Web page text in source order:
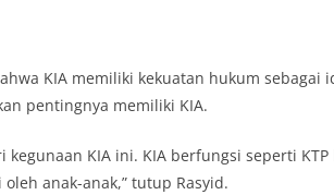
dalam keadaan bersih, tidak sobek, dan
dikibarkan sebagai simbol kehormatan
menyampaikan imbauan terkait bendera,
deteksi dini (early warning) guna
gangguan keamanan dan ketertiban
KIA memiliki kekuatan hukum sebagai
pentingnya memiliki KIA.
kegunaan KIA ini. KIA berfungsi seperti
anak-anak,” tutup Rasyid.